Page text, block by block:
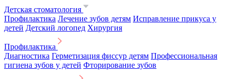
Детская стоматология
Профилактика Лечение зубов детям Исправление прикуса у
детей Детский логопед Хирургия
Профилактика
Диагностика Герметизация фиссур детям Профессиональная
гигиена зубов у детей Фторирование зубов